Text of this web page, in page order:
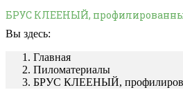
БРУС КЛЕЕНЫЙ,
Вы здесь:
Главная
Пиломатериалы
БРУС КЛЕЕНЫЙ,